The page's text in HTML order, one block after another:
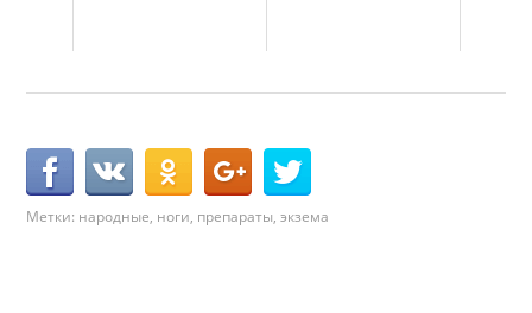
Метки: народные, ноги, препараты,экзема